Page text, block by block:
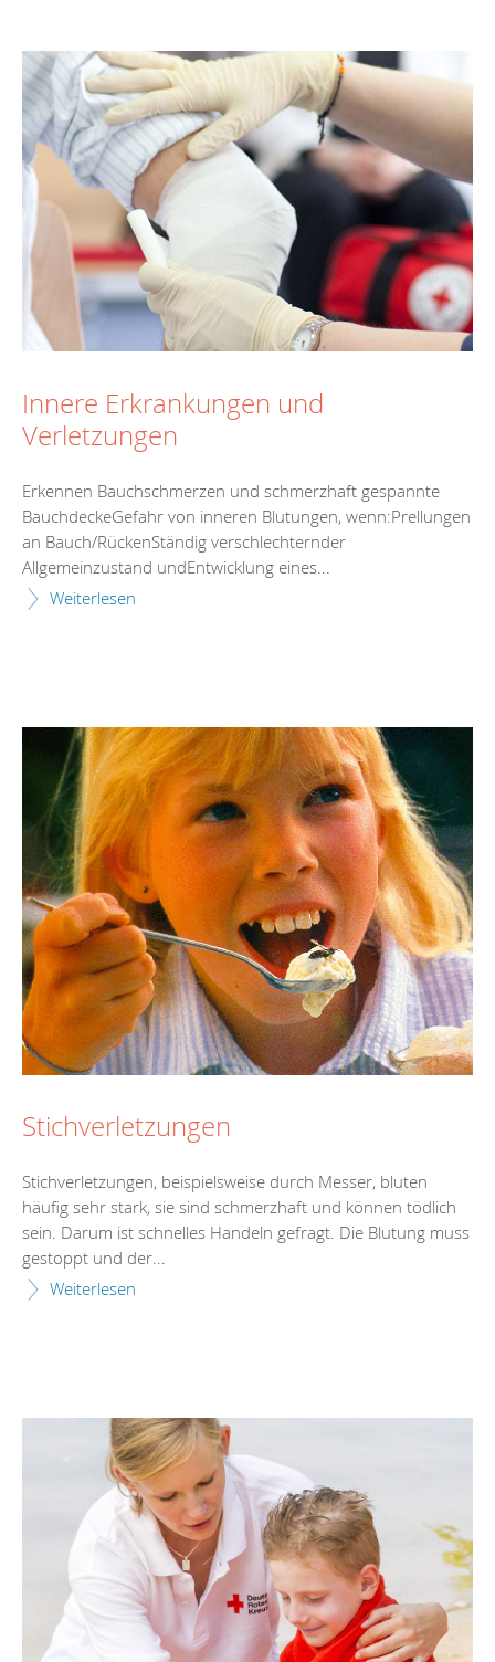
Innere Erkrankungen und
Verletzungen
Erkennen Bauchschmerzen und schmerzhaft gespannte
BauchdeckeGefahr von inneren Blutungen, wenn:Prellungen
an Bauch/RückenStändig verschlechternder
Allgemeinzustand undEntwicklung eines...
Weiterlesen
Stichverletzungen
Stichverletzungen, beispielsweise durch Messer, bluten
häufig sehr stark, sie sind schmerzhaft und können tödlich
sein. Darum ist schnelles Handeln gefragt. Die Blutung muss
gestoppt und der...
Weiterlesen